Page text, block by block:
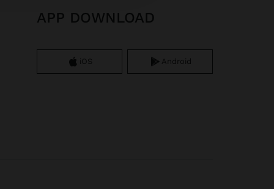
APP DOWNLOAD
iOS Android